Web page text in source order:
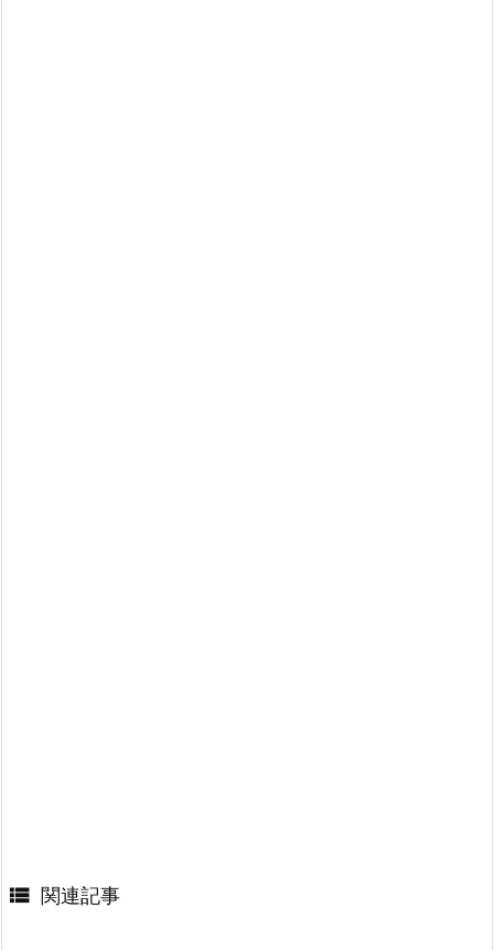
 関連記事